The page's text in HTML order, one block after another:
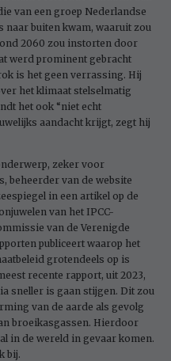
van een groep Nederlandse
naar buiten kwam, waaruit zou
2060 zou instorten door
werd prominent gebracht
is het geen verrassing. Hij
het klimaat stelselmatig
het ook “niet echt
aandacht krijgt, zegt hij
zeker voor
beheerder van de website
in een artikel op de
van het IPCC-
van de Verenigde
publiceert waarop het
grotendeels op is
recente rapport, uit 2023,
sneller is gaan stijgen. Dit zou
van de aarde als gevolg
broeikasgassen. Hierdoor
in de wereld in gevaar komen.
bij.